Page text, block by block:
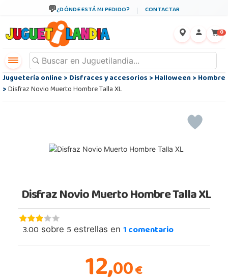
¿DÓNDE ESTÁ MI PEDIDO? CONTACTAR
0
Juguetería online>Disfraces y accesorios>Halloween>Hombre
>Disfraz Novio Muerto Hombre Talla XL
Disfraz Novio Muerto Hombre Talla XL
3.00 sobre 5 estrellas en 1comentario
00€